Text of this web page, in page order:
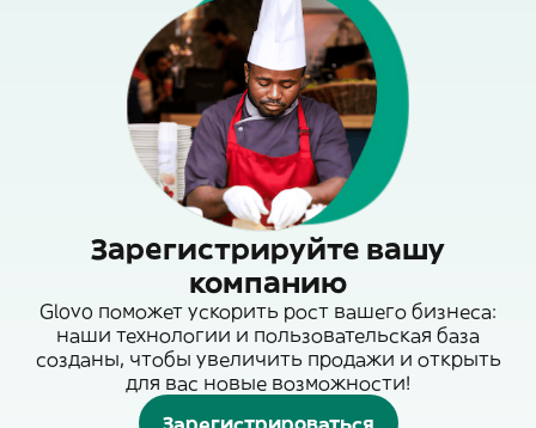
Зарегистрируйте вашу
компанию
Glovo поможет ускорить рост вашего бизнеса:
наши технологии и пользовательская база
созданы, чтобы увеличить продажи и открыть
для вас новые возможности!
Зарегистрироваться